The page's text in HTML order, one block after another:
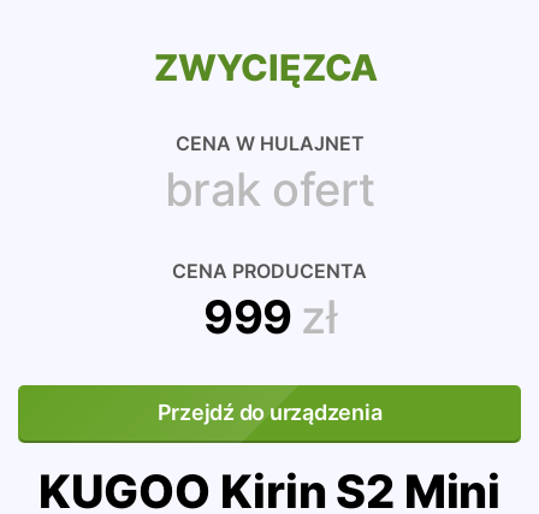
ZWYCIĘZCA
CENA W HULAJNET
brak ofert
CENA PRODUCENTA
999 zł
Przejdź do urządzenia
KUGOO Kirin S2 Mini